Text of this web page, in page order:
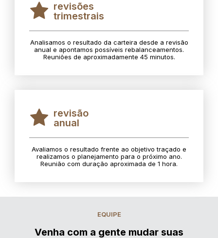
revisões
trimestrais
Analisamos o resultado da carteira desde a revisão
anual e apontamos possíveis rebalanceamentos.
Reuniões de aproximadamente 45 minutos.
revisão
anual
Avaliamos o resultado frente ao objetivo traçado e
realizamos o planejamento para o próximo ano.
Reunião com duração aproximada de 1 hora.
EQUIPE
Venha com a gente mudar suas